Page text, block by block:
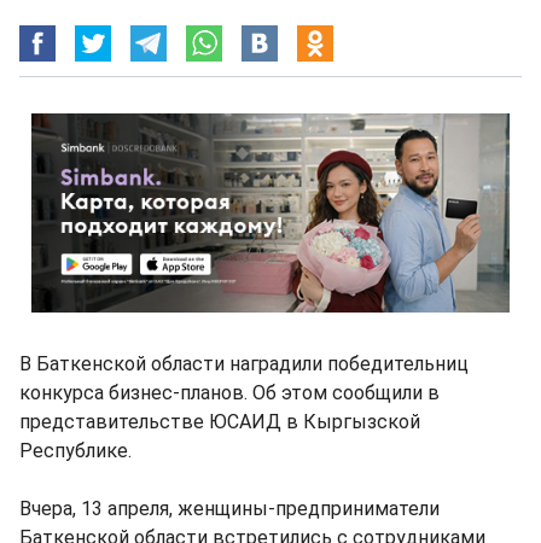
В Баткенской области наградили победительниц
конкурса бизнес-планов. Об этом сообщили в
представительстве ЮСАИД в Кыргызской
Республике.
Вчера, 13 апреля, женщины-предприниматели
Баткенской области встретились с сотрудниками